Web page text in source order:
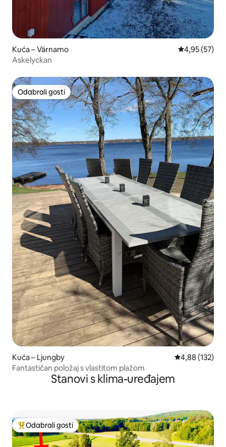
Kuća – Värnamo Prosječna
4,95 (57)
Askelyckan
Odabrali gosti
Odabrali gosti
Kuća – Ljungby Prosječna
4,88 (132)
Fantastičan položaj s vlastitom plažom
Stanovi s klima-uređajem
Među najviše rangiranima s oznakom „Odabrali gosti”
Odabrali gosti